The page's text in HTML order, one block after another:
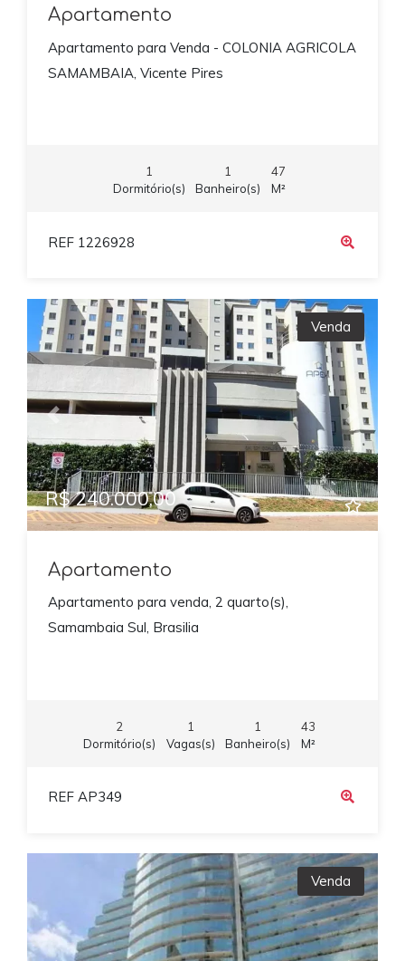
Apartamento
Apartamento para Venda - COLONIA AGRICOLA
SAMAMBAIA, Vicente Pires
1
Dormitório(s)
1
Banheiro(s)
47
M²
REF 1226928
Next
Venda
R$ 240.000,00
Apartamento
Apartamento para venda, 2 quarto(s),
Samambaia Sul, Brasilia
2
Dormitório(s)
1
Vagas(s)
1
Banheiro(s)
43
M²
REF AP349
Venda